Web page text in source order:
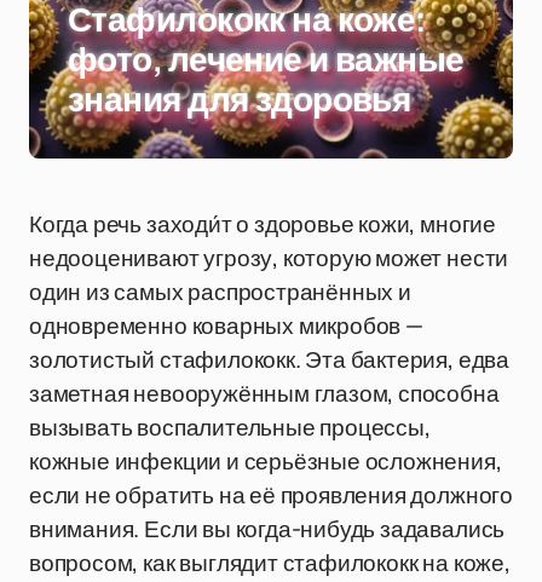
Стафилококк на коже:
фото, лечение и важные
знания для здоровья
Когда речь заходи́т о здоровье кожи, многие
недооценивают угрозу, которую может нести
один из самых распространённых и
одновременно коварных микробов —
золотистый стафилококк. Эта бактерия, едва
заметная невооружённым глазом, способна
вызывать воспалительные процессы,
кожные инфекции и серьёзные осложнения,
если не обратить на её проявления должного
внимания. Если вы когда-нибудь задавались
вопросом, как выглядит стафилококк на коже,